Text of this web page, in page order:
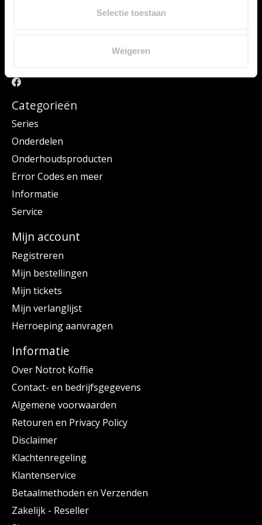
Selectie toestaan
Weigeren
Hier vindt u vele JURA onderdelen voor uw JURA machine. Kies uw
Categorieën
Series
Onderdelen
Onderhoudsproducten
Error Codes en meer
Informatie
Service
Mijn account
Registreren
Mijn bestellingen
Mijn tickets
Mijn verlanglijst
Herroeping aanvragen
Informatie
Over Notrot Koffie
Contact- en bedrijfsgegevens
Algemene voorwaarden
Retouren en Privacy Policy
Disclaimer
Klachtenregeling
Klantenservice
Betaalmethoden en Verzenden
Zakelijk - Reseller